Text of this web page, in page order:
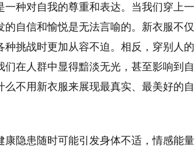
种对自我的尊重和表达。当我们穿上一
自信和愉悦是无法言喻的。新衣服不仅
挑战时更加从容不迫。相反，穿别人的
在人群中显得黯淡无光，甚至影响到自
不用新衣服来展现最真实、最美好的自
隐患随时可能引发身体不适，情感能量